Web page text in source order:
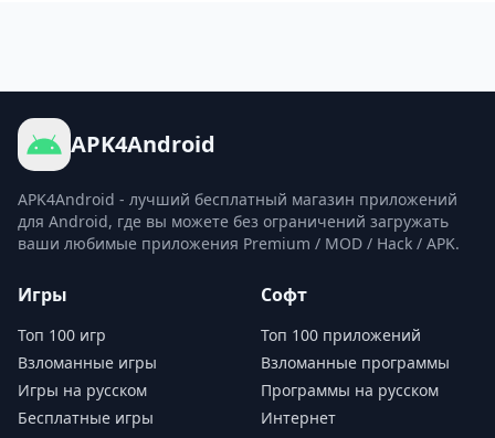
APK4Android
APK4Android - лучший бесплатный магазин приложений
для Android, где вы можете без ограничений загружать
ваши любимые приложения Premium / MOD / Hack / APK.
Игры
Топ 100 игр
Взломанные игры
Игры на русском
Бесплатные игры
Софт
Топ 100 приложений
Взломанные программы
Программы на русском
Интернет